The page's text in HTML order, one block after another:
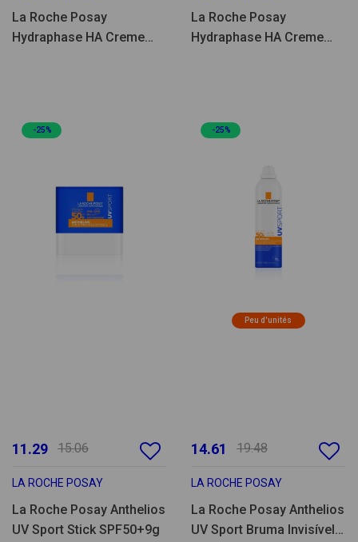
La Roche Posay
Hydraphase HA Creme
La Roche Posay
Hydraphase HA Creme
-25%
11.29 15.06
LA ROCHE POSAY
La Roche Posay Anthelios
UV Sport Stick SPF50+9g
-25%
Peu d'unités
14.61 19.48
LA ROCHE POSAY
La Roche Posay Anthelios
UV Sport Bruma Invisível